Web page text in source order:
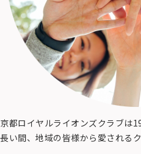
京都ロイヤルライオンズクラブは
長い間、地域の皆様から愛される